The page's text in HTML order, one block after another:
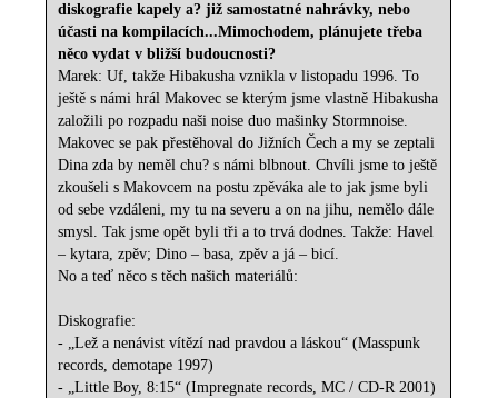
diskografie kapely a? již samostatné nahrávky, nebo
účasti na kompilacích...Mimochodem, plánujete třeba
něco vydat v bližší budoucnosti?
Marek: Uf, takže Hibakusha vznikla v listopadu 1996. To
ještě s námi hrál Makovec se kterým jsme vlastně Hibakusha
založili po rozpadu naši noise duo mašinky Stormnoise.
Makovec se pak přestěhoval do Jižních Čech a my se zeptali
Dina zda by neměl chu? s námi blbnout. Chvíli jsme to ještě
zkoušeli s Makovcem na postu zpěváka ale to jak jsme byli
od sebe vzdáleni, my tu na severu a on na jihu, nemělo dále
smysl. Tak jsme opět byli tři a to trvá dodnes. Takže: Havel
– kytara, zpěv; Dino – basa, zpěv a já – bicí.
No a teď něco s těch našich materiálů:
Diskografie:
- „Lež a nenávist vítězí nad pravdou a láskou“ (Masspunk
records, demotape 1997)
- „Little Boy, 8:15“ (Impregnate records, MC / CD-R 2001)